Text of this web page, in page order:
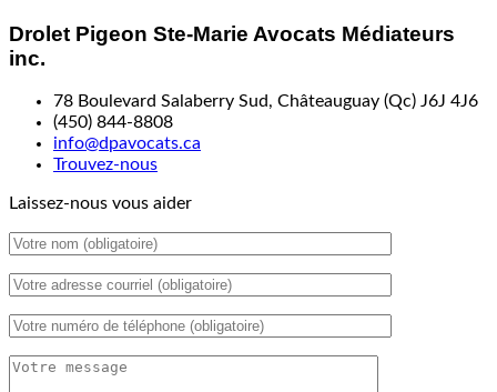
Drolet Pigeon Ste-Marie Avocats Médiateurs
inc.
78 Boulevard Salaberry Sud, Châteauguay (Qc) J6J 4J6
(450) 844-8808
info@dpavocats.ca
Trouvez-nous
Laissez-nous vous aider